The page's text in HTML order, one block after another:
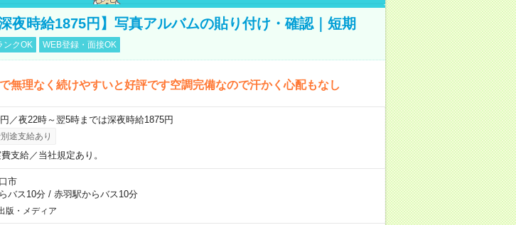
夜時給1875円】写真アルバムの貼り付け・確認｜短期
ンクOK WEB登録・面接OK
無理なく続けやすいと好評です空調完備なので汗かく心配もなし
／夜22時～翌5時までは深夜時給1875円
途支給あり
支給／当社規定あり。
市
バス10分/ 赤羽駅からバス10分
版・メディア